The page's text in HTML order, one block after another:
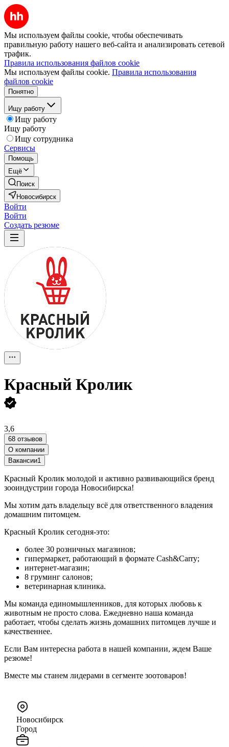
Мы используем файлы cookie, чтобы обеспечивать
правильную работу нашего веб-сайта и анализировать сетевой
трафик.
Правила использования файлов cookie
Мы используем файлы cookie. Правила использования
файлов cookie
Понятно
Ищу работу
Ищу работу
Ищу работу
Ищу сотрудника
Сервисы
Помощь
Ещё
Поиск
Новосибирск
Войти
Войти
Создать резюме
Красный Кролик
3,6
68 отзывов
О компании
Вакансии1
Красный Кролик молодой и активно развивающийся бренд
зооиндустрии города Новосибирска!
Мы хотим дать владельцу всё для ответственного владения
домашним питомцем.
Красный Кролик сегодня-это:
более 30 розничных магазинов;
гипермаркет, работающий в формате Cash&Carry;
интернет-магазин;
8 груминг салонов;
ветеринарная клиника.
Мы команда единомышленников, для которых любовь к
животным не просто слова. Ежедневно наша команда
работает, чтобы сделать жизнь домашних питомцев лучше и
качественнее.
Если Вам интересна работа в нашей компании, ждем Ваше
резюме!
Вместе мы станем лидерами в сегменте зоотоваров!
Новосибирск
Город